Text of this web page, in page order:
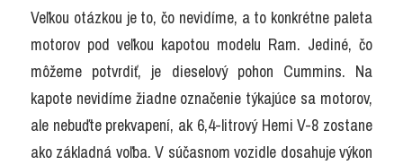
Veľkou otázkou je to, čo nevidíme, a to konkrétne paleta
motorov pod veľkou kapotou modelu Ram. Jediné, čo
môžeme potvrdiť, je dieselový pohon Cummins. Na
kapote nevidíme žiadne označenie týkajúce sa motorov,
ale nebuďte prekvapení, ak 6,4-litrový Hemi V-8 zostane
ako základná voľba. V súčasnom vozidle dosahuje výkon